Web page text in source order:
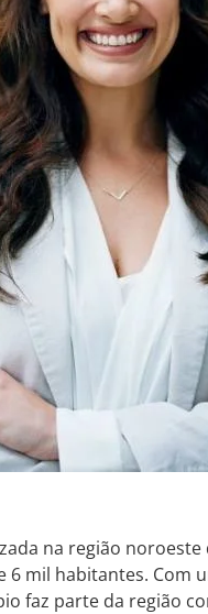
na região noroeste
6 mil habitantes. Com
faz parte da região